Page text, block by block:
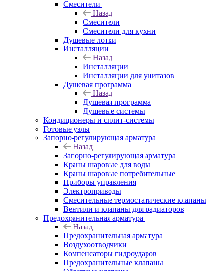
Смесители
Назад
Смесители
Смесители для кухни
Душевые лотки
Инсталляции
Назад
Инсталляции
Инсталляции для унитазов
Душевая программа
Назад
Душевая программа
Душевые системы
Кондиционеры и сплит-системы
Готовые узлы
Запорно-регулирующая арматура
Назад
Запорно-регулирующая арматура
Краны шаровые для воды
Краны шаровые потребительные
Приборы управления
Электроприводы
Смесительные термостатические клапаны
Вентили и клапаны для радиаторов
Предохранительная арматура
Назад
Предохранительная арматура
Воздухоотводчики
Компенсаторы гидроударов
Предохранительные клапаны